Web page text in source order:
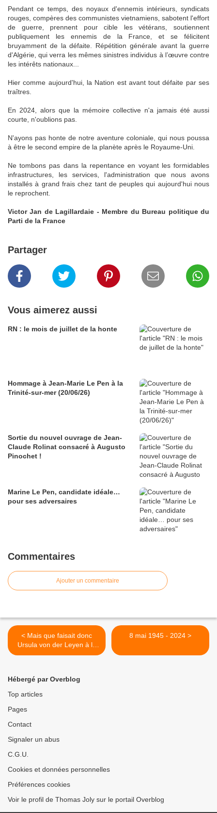
Pendant ce temps, des noyaux d'ennemis intérieurs, syndicats
rouges, compères des communistes vietnamiens, sabotent l'effort
de guerre, prennent pour cible les vétérans, soutiennent
publiquement les ennemis de la France, et se félicitent
bruyamment de la défaite. Répétition générale avant la guerre
d'Algérie, qui verra les mêmes sinistres individus à l’œuvre contre
les intérêts nationaux...
Hier comme aujourd'hui, la Nation est avant tout défaite par ses
traîtres.
En 2024, alors que la mémoire collective n'a jamais été aussi
courte, n'oublions pas.
N'ayons pas honte de notre aventure coloniale, qui nous poussa
à être le second empire de la planète après le Royaume-Uni.
Ne tombons pas dans la repentance en voyant les formidables
infrastructures, les services, l'administration que nous avons
installés à grand frais chez tant de peuples qui aujourd'hui nous
le reprochent.
Victor Jan de Lagillardaie - Membre du Bureau politique du
Parti de la France
Partager
Vous aimerez aussi
RN : le mois de juillet de la honte
Hommage à Jean-Marie Le Pen à la
Trinité-sur-mer (20/06/26)
Sortie du nouvel ouvrage de Jean-
Claude Rolinat consacré à Augusto
Pinochet !
Marine Le Pen, candidate idéale…
pour ses adversaires
Commentaires
Ajouter un commentaire
< Mais que faisait donc
Ursula von der Leyen à la
rencontre franco-chinoise ?
8 mai 1945 - 2024 >
Hébergé par Overblog
Top articles
Pages
Contact
Signaler un abus
C.G.U.
Cookies et données personnelles
Préférences cookies
Voir le profil de Thomas Joly sur le portail Overblog